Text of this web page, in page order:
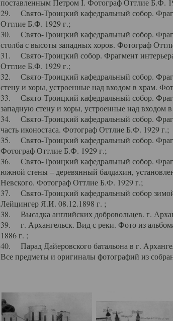
поставленным Петром I. Фотограф Оттлие Б.Ф.
29. Свято-Троицкий кафедральный собор.
Оттлие Б.Ф. 1929 г.;
30. Свято-Троицкий кафедральный собор.
столба с высоты западных хоров. Фотограф
31. Свято-Троицкий собор. Фрагмент
Оттлие Б.Ф. 1929 г.;
32. Свято-Троицкий кафедральный собор.
стену и хоры, устроенные над входом в храм.
33. Свято-Троицкий кафедральный собор.
западную стену и хоры, устроенные над входом
34. Свято-Троицкий кафедральный собор.
часть иконостаса. Фотограф Оттлие Б.Ф. 1929 г.;
35. Свято-Троицкий кафедральный собор.
Фотограф Оттлие Б.Ф. 1929 г.;
36. Свято-Троицкий кафедральный собор.
южной стены – деревянный балдахин,
Невского. Фотограф Оттлие Б.Ф. 1929 г.;
37. Свято-Троицкий кафедральный собор
Лейцингер Я.И. 08.12.1898 г. ;
38. Высадка английских добровольцев. г.
39. г. Архангельск. Вид с реки. Фото из
1886 г. ;
40. Парад Дайеровского батальона в г.
Все предметы и оригиналы фотографий из